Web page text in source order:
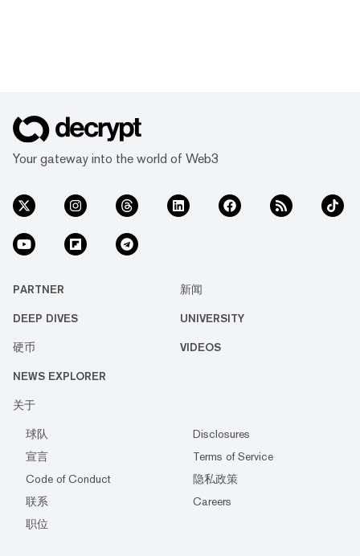
Your gateway into the world of Web3
PARTNER 新闻
DEEP DIVES UNIVERSITY
硬币 VIDEOS
NEWS EXPLORER
关于
球队
Disclosures
宣言
Terms of Service
Code of Conduct
隐私政策
联系
Careers
职位